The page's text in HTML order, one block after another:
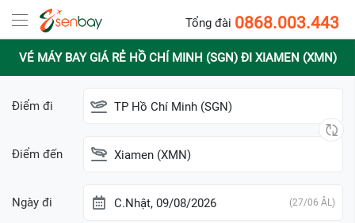
Tổng đài 0868.003.443
VÉ MÁY BAY GIÁ RẺ HỒ CHÍ MINH (SGN) ĐI XIAMEN (XMN)
Điểm đi TP Hồ Chí Minh (SGN)
Điểm đến Xiamen (XMN)
Ngày đi C.Nhật, 09/08/2026 (27/06 ÂL)